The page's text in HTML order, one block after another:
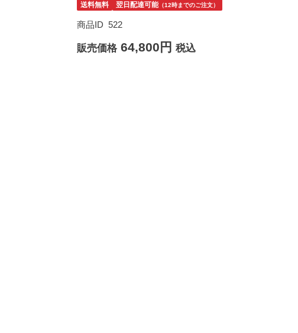
送料無料 翌日配達可能（12時までのご注文）
商品ID 522
販売価格 64,800円 税込